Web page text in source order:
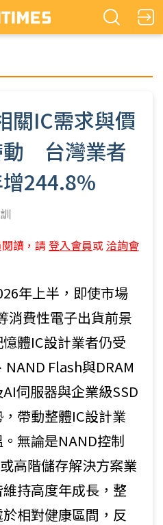
關IC需求與價
動 台灣業者
244.8%
讀，請 登入會員或 洽詢會
年上半，即使市場
消費性電子出貨前景
體IC設計業者仍受
Flash與DRAM
伺服器與企業級SSD
帶動整體IC設計業
無論是NAND控制
高階儲存解決方案業
持高度年成長，整
相對健康區間，反